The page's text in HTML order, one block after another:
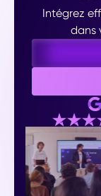
Intégrez
dans